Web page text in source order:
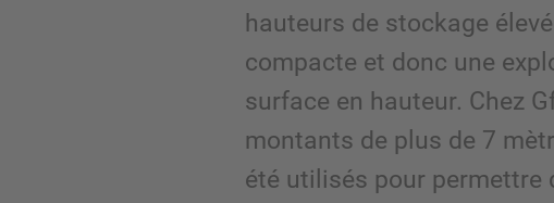
hauteurs de stockage
compacte et donc une
surface en hauteur. Chez
montants de plus de 7
été utilisés pour permettre